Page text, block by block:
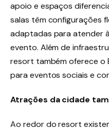
apoio e espaços
salas têm configurações
adaptadas para atender
evento. Além de
resort também oferece o
para eventos sociais e
Atrações da cidade
Ao redor do resort